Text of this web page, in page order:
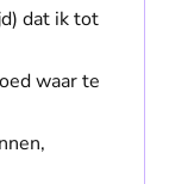
dat ik tot
waar te